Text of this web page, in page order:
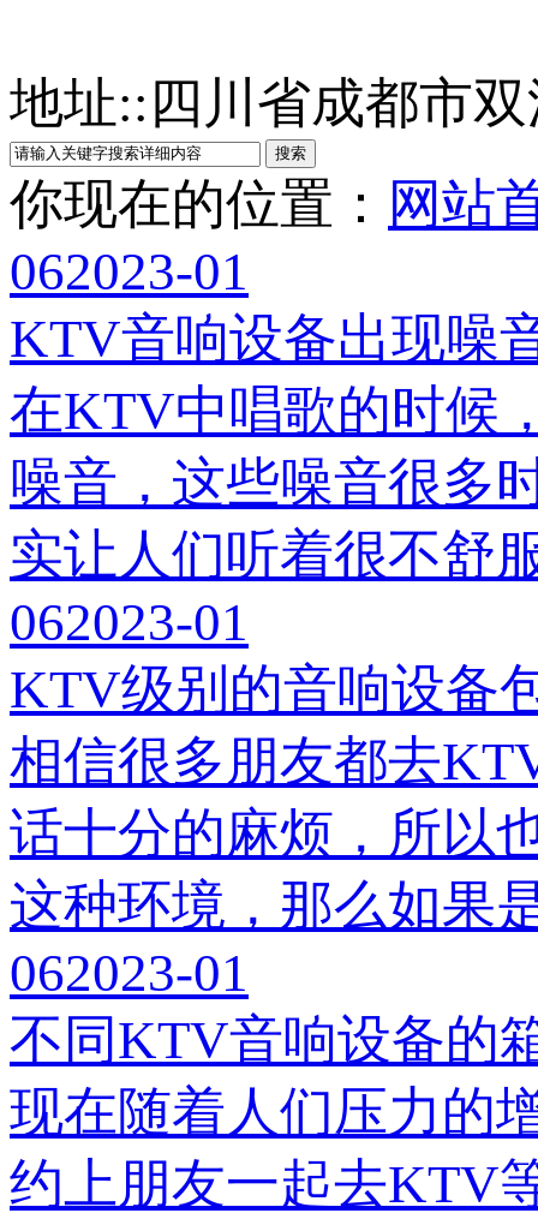
地址:: 四川省成都市
你现在的位置： 网站
062023-01
KTV音响设备出现噪
在KTV中唱歌的时候
噪音，这些噪音很多
实让人们听着很不舒
062023-01
KTV级别的音响设备
相信很多朋友都去
话十分的麻烦，所以
这种环境，那么如果
062023-01
不同KTV音响设备的
现在随着人们压力的
约上朋友一起去KTV